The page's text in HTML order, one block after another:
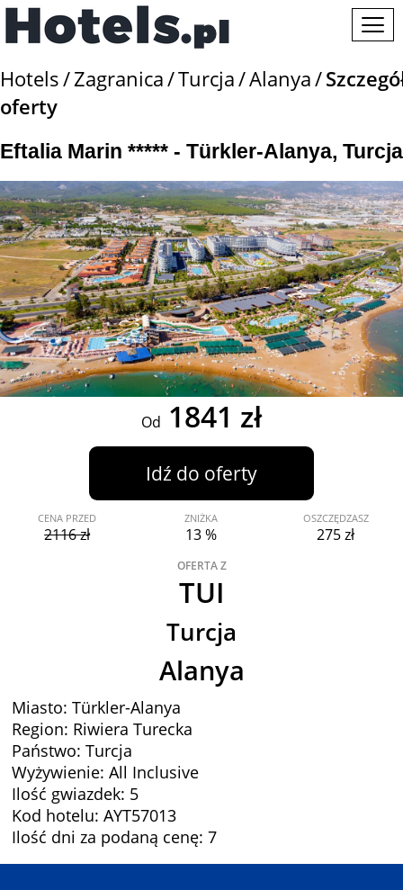
Hotels Zagranica Turcja Alanya
oferty
Eftalia Marin ***** - Türkler-Alanya, Turcja
Od 1841 zł
Idź do oferty
CENA PRZED
2116 zł
ZNIŻKA
13 %
OSZCZĘDZASZ
275 zł
OFERTA Z
TUI
Turcja
Alanya
Miasto: Türkler-Alanya
Region: Riwiera Turecka
Państwo: Turcja
Wyżywienie: All Inclusive
Ilość gwiazdek: 5
Kod hotelu: AYT57013
Ilość dni za podaną cenę: 7